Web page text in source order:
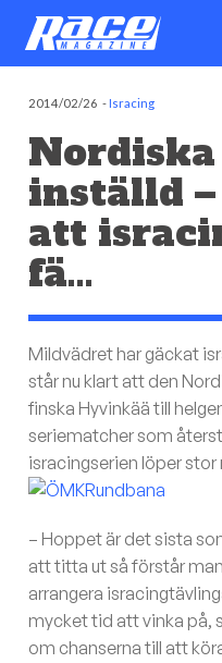
2014/02/26 -Isracing
inställd
att
fä…
Mildvädret har gäckat
står nu klart att den
finska Hyvinkää till
seriematcher som
isracingserien löper stor
– Hoppet är det sista
att titta ut så förstår
arrangera
mycket tid att vinka på,
om chanserna till att